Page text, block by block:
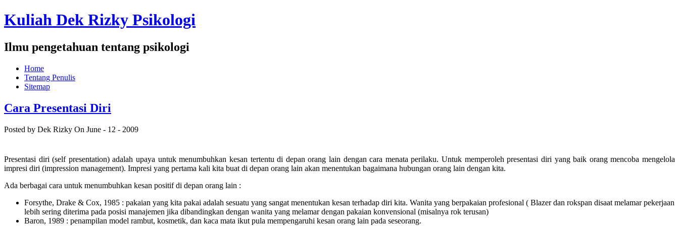
Kuliah Dek Rizky Psikologi
Ilmu pengetahuan tentang psikologi
Home
Tentang Penulis
Sitemap
Cara Presentasi Diri
Posted by Dek Rizky On June - 12 - 2009
Presentasi diri (self presentation) adalah upaya untuk menumbuhkan kesan tertentu di depan orang lain dengan cara menata perilaku. Untuk memperoleh presentasi diri yang baik orang mencoba mengelola
impresi diri (impression management). Impresi yang pertama kali kita buat di depan orang lain akan menentukan bagaimana hubungan orang lain dengan kita.
Ada berbagai cara untuk menumbuhkan kesan positif di depan orang lain :
Forsythe, Drake & Cox, 1985 : pakaian yang kita pakai adalah sesuatu yang sangat menentukan kesan terhadap diri kita. Wanita yang berpakaian profesional ( Blazer dan rokspan disaat melamar pekerjaan
lebih sering diterima pada posisi manajemen jika dibandingkan dengan wanita yang melamar dengan pakaian konvensional (misalnya rok terusan)
Baron, 1989 : penampilan model rambut, kosmetik, dan kaca mata ikut pula mempengaruhi kesan orang lain pada seseorang.